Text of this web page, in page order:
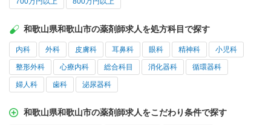
和歌山県和歌山市の薬剤師求人を処方科目で探す
内科 外科 皮膚科 耳鼻科 眼科 精神科 小児科
整形外科 心療内科 総合科目 消化器科 循環器科
婦人科 歯科 泌尿器科
和歌山県和歌山市の薬剤師求人をこだわり条件で探す